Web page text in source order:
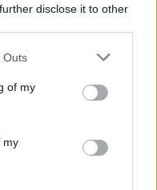
disclose it to other
Outs
of my
my
2 δισ. ευρώ ανοίγει